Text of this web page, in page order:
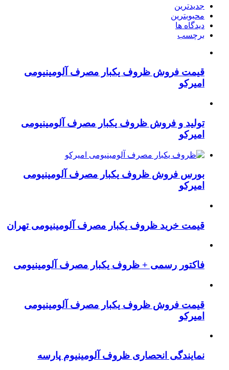
جدیدترین
محبوبترین
دیدگاه ها
برچسب
قیمت فروش ظروف یکبار مصرف آلومینیومی
امیرکو
تولید و فروش ظروف یکبار مصرف آلومینیومی
امیرکو
بورس فروش ظروف یکبار مصرف آلومینیومی
امیرکو
قیمت خرید ظروف یکبار مصرف آلومینیومی تهران
فاکتور رسمی + ظروف یکبار مصرف آلومینیومی
قیمت فروش ظروف یکبار مصرف آلومینیومی
امیرکو
نمایندگی انحصاری ظروف آلومینیوم پارسه